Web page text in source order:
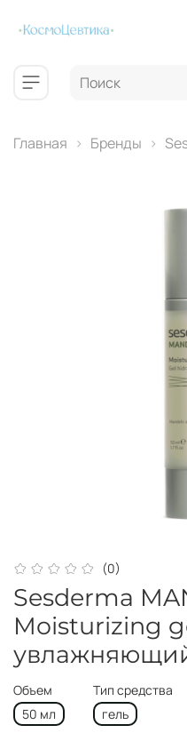
Главная Бренды
(0)
Sesderma
Moisturizing
Объем
50 мл
Тип средства
гель